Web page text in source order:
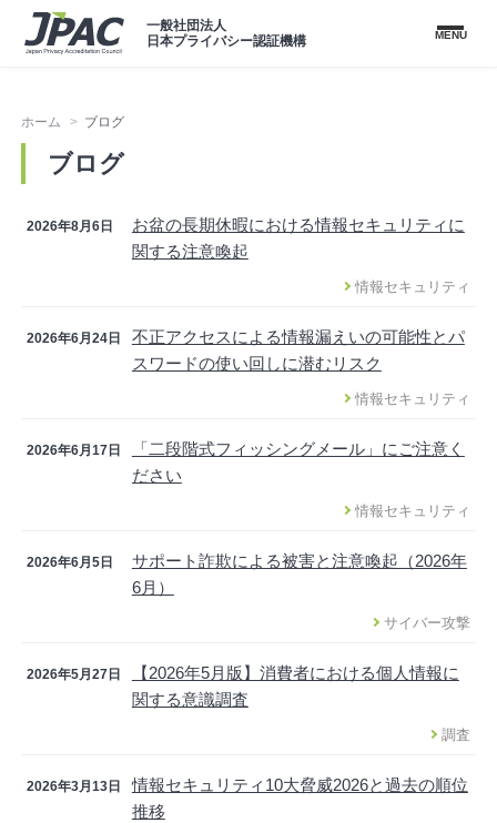
一般社団法人
日本プライバシー認証機構
MENU
ホーム ブログ
ブログ
2026年8月6日
お盆の長期休暇における情報セキュリティに
関する注意喚起
情報セキュリティ
2026年6月24日
不正アクセスによる情報漏えいの可能性とパ
スワードの使い回しに潜むリスク
情報セキュリティ
2026年6月17日
「二段階式フィッシングメール」にご注意く
ださい
情報セキュリティ
2026年6月5日
サポート詐欺による被害と注意喚起（2026年
6月）
サイバー攻撃
2026年5月27日
【2026年5月版】消費者における個人情報に
関する意識調査
調査
2026年3月13日
情報セキュリティ10大脅威2026と過去の順位
推移